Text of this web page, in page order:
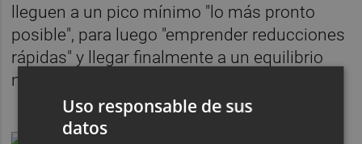
lleguen a un pico mínimo "lo más pronto
posible", para luego "emprender reducciones
rápidas" y llegar finalmente a un equilibrio
neutral.
Uso responsable de sus
datos